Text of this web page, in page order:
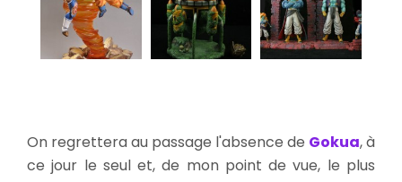
On regrettera au passage l'absence de Gokua, à
ce jour le seul et, de mon point de vue, le plus